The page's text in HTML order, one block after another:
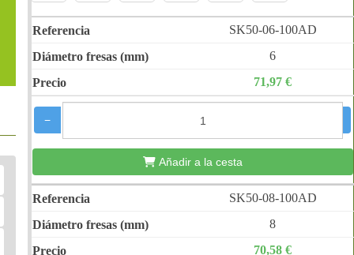
SK50-06-100AD
6
71,97 €
−
Añadir a la cesta
SK50-08-100AD
8
70,58 €